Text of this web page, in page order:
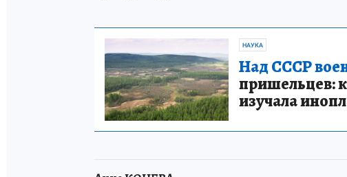
НАУКА
Над СССР
пришельцев:
изучала